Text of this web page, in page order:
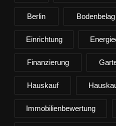
Berlin Bodenbelag
Einrichtung
Finanzierung
Hauskauf
Immobilienbewertung